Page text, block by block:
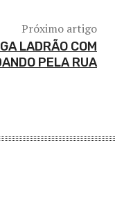
Próximo artigo
LADRÃO COM
PELA RUA